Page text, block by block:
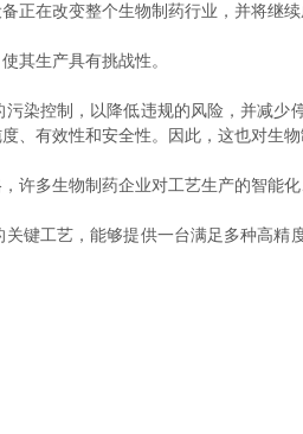
在改变整个生物制药行业，并将继续
生产具有挑战性。
控制，以降低违规的风险，并减少
有效性和安全性。因此，这也对生
多生物制药企业对工艺生产的智能化
工艺，能够提供一台满足多种高精